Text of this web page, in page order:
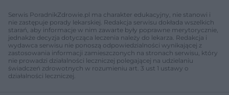
Serwis PoradnikZdrowie.pl ma charakter edukacyjny, nie stanowi i
nie zastępuje porady lekarskiej. Redakcja serwisu dokłada wszelkich
starań, aby informacje w nim zawarte były poprawne merytorycznie,
jednakże decyzja dotycząca leczenia należy do lekarza. Redakcja i
wydawca serwisu nie ponoszą odpowiedzialności wynikającej z
zastosowania informacji zamieszczonych na stronach serwisu, który
nie prowadzi działalności leczniczej polegającej na udzielaniu
świadczeń zdrowotnych w rozumieniu art. 3 ust 1 ustawy o
działalności leczniczej.